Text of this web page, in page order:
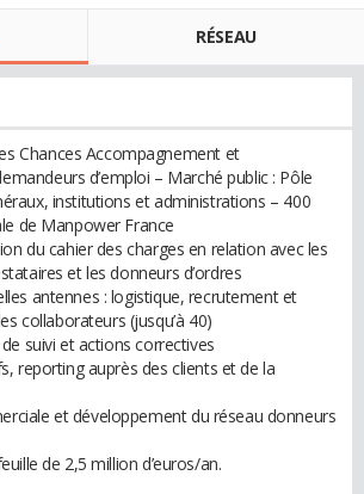
RÉSEAU
Chances Accompagnement et
d’emploi – Marché public : Pôle
institutions et administrations – 400
de Manpower France
du cahier des charges en relation avec les
et les donneurs d’ordres
antennes : logistique, recrutement et
collaborateurs (jusqu’à 40)
suivi et actions correctives
reporting auprès des clients et de la
et développement du réseau donneurs
de 2,5 million d’euros/an.